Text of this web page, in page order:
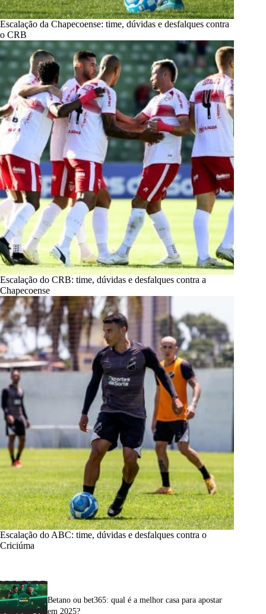
Escalação da Chapecoense: time, dúvidas e desfalques contra
o CRB
Escalação do CRB: time, dúvidas e desfalques contra a
Chapecoense
Escalação do ABC: time, dúvidas e desfalques contra o
Criciúma
Betano ou bet365: qual é a melhor casa para apostar
em 2025?